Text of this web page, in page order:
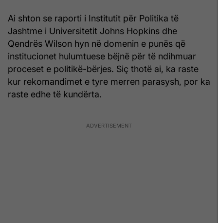
Ai shton se raporti i Institutit për Politika të
Jashtme i Universitetit Johns Hopkins dhe
Qendrës Wilson hyn në domenin e punës që
institucionet hulumtuese bëjnë për të ndihmuar
proceset e politikë-bërjes. Siç thotë ai, ka raste
kur rekomandimet e tyre merren parasysh, por ka
raste edhe të kundërta.